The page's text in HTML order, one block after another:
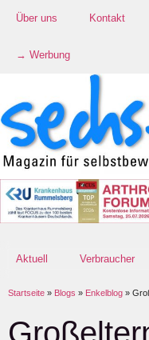
Über uns Kontakt
→ Werbung
Aktuell Verbraucher
Startseite » Blogs » Enkelblog »